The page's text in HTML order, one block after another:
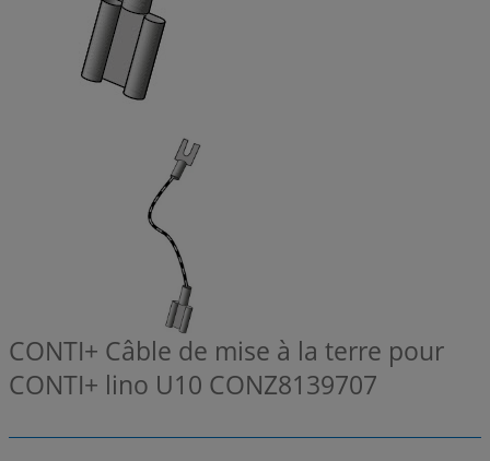
CONTI+ Câble de mise à la terre pour
CONTI+ lino U10 CONZ8139707